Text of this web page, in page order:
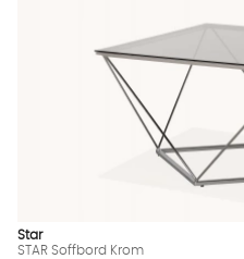
Star
STAR Soffbord Krom